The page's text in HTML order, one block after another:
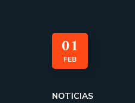
01
FEB
NOTICIAS